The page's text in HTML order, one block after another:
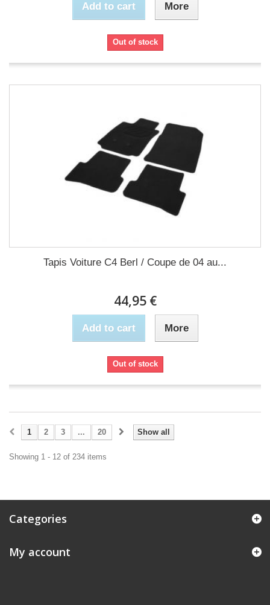
Add to cart More
Out of stock
Tapis Voiture C4 Berl / Coupe de 04 au...
44,95 €
Add to cart More
Out of stock
Show all
1 2 3 ... 20
Showing 1 - 12 of 234 items
Categories
My account